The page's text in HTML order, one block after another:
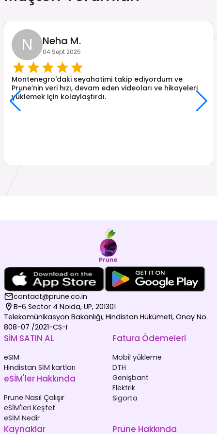
N Neha M.
04 Sept 2025
Montenegro'daki seyahatimi takip ediyordum ve
Prune’nin veri hızı, devam eden videoları ve hikayeleri
yüklemek için kolaylaştırdı.
contact@prune.co.in
B-6 Sector 4 Noida, UP, 201301
Telekomünikasyon Bakanlığı, Hindistan Hükümeti, Onay No.
808-07 /2021-CS-I
SİM SATIN AL
eSIM
Hindistan SİM kartları
eSİM'ler Hakkında
Prune Nasıl Çalışır
eSİM'leri Keşfet
eSİM Nedir
Fatura Ödemeleri
Mobil yükleme
DTH
Genişbant
Elektrik
Sigorta
Kaynaklar Prune Hakkında